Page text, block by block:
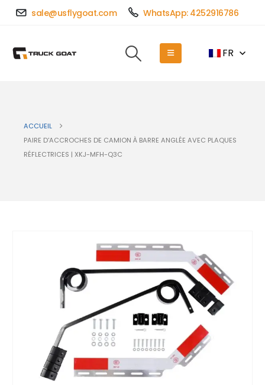
sale@usflygoat.com WhatsApp: 4252916786
FR
ACCUEIL
PAIRE D'ACCROCHES DE CAMION À BARRE ANGLÉE AVEC PLAQUES
RÉFLECTRICES | XKJ-MFH-Q3C